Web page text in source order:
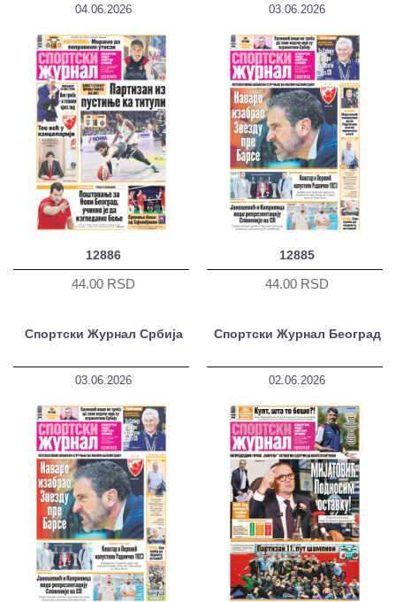
04.06.2026
12886
44.00 RSD
03.06.2026
12885
44.00 RSD
Спортски Журнал Србија
03.06.2026
Спортски Журнал Београд
02.06.2026